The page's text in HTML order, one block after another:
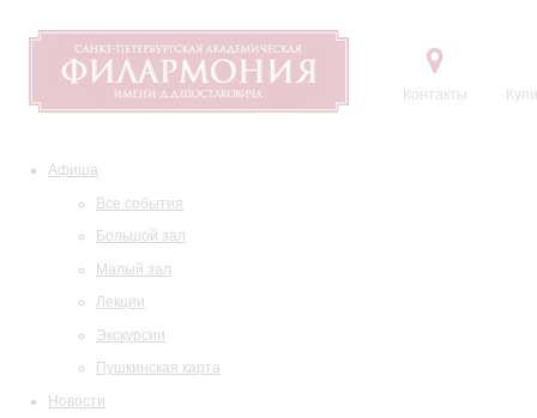
Контакты
Афиша
Все события
Большой зал
Малый зал
Лекции
Экскурсии
Пушкинская карта
Новости